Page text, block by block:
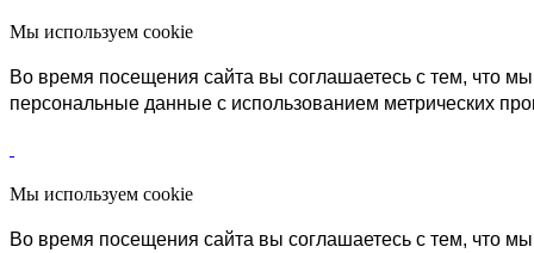
Мы используем cookie
Во время посещения сайта вы соглашаетесь с тем, что
персональные данные с использованием метрических
Мы используем cookie
Во время посещения сайта вы соглашаетесь с тем, что